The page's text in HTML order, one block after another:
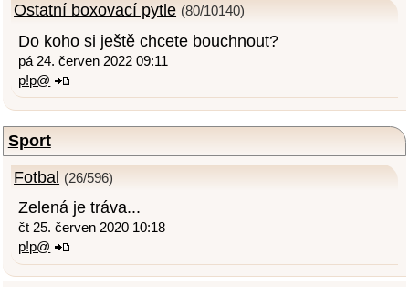
Ostatní boxovací pytle (80/10140)
Do koho si ještě chcete bouchnout?
pá 24. červen 2022 09:11
p!p@
Sport
Fotbal (26/596)
Zelená je tráva...
čt 25. červen 2020 10:18
p!p@